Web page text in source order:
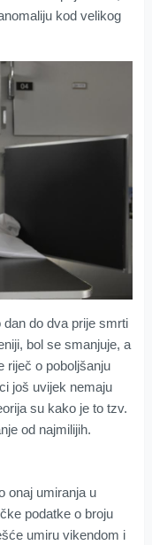
kod velikog
do dva prije smrti
bol se smanjuje, a
riječ o poboljšanju
još uvijek nemaju
su kako je to tzv.
od najmilijih.
onaj umiranja u
podatke o broju
umiru vikendom i